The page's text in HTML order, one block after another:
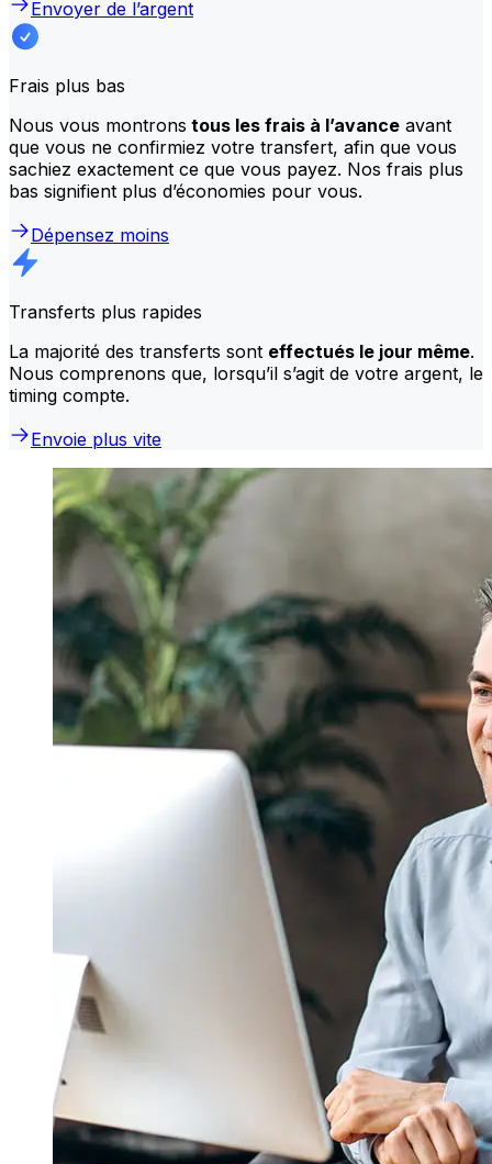
Envoyer de l’argent
Frais plus bas
Nous vous montrons tous les frais à l’avance avant
que vous ne confirmiez votre transfert, afin que vous
sachiez exactement ce que vous payez. Nos frais plus
bas signifient plus d’économies pour vous.
Dépensez moins
Transferts plus rapides
La majorité des transferts sont effectués le jour même.
Nous comprenons que, lorsqu’il s’agit de votre argent, le
timing compte.
Envoie plus vite